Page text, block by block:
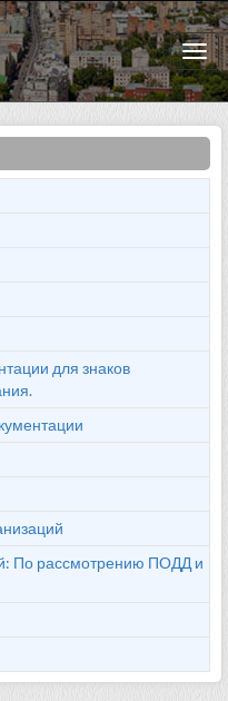
для знаков
По рассмотрению ПОДД и